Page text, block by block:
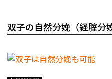
双子の自然分娩（経腟分